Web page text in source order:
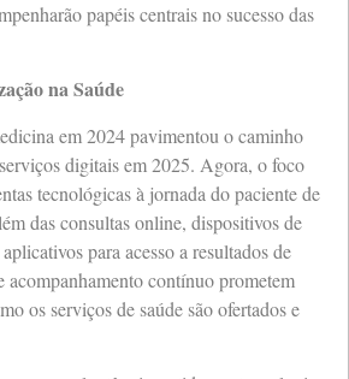
papéis centrais no sucesso das
na Saúde
em 2024 pavimentou o caminho
digitais em 2025. Agora, o foco
tecnológicas à jornada do paciente de
das consultas online, dispositivos de
para acesso a resultados de
acompanhamento contínuo prometem
os serviços de saúde são ofertados e